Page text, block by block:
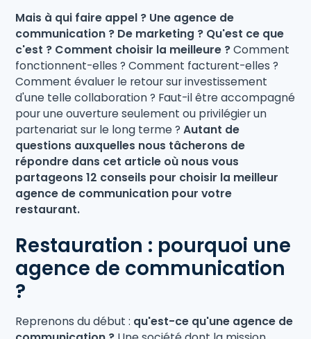
Mais à qui faire appel ? Une agence de
communication ? De marketing ? Qu'est ce que
c'est ? Comment choisir la meilleure ?Comment
fonctionnent-elles ? Comment facturent-elles ?
Comment évaluer le retour sur investissement
d'une telle collaboration ? Faut-il être accompagné
pour une ouverture seulement ou privilégier un
partenariat sur le long terme ?Autant de
questions auxquelles nous tâcherons de
répondre dans cet article où nous vous
partageons 12 conseils pour choisir la meilleur
agence de communication pour votre
restaurant.
Restauration : pourquoi une
agence de communication
?
Reprenons du début : qu'est-ce qu'une agence de